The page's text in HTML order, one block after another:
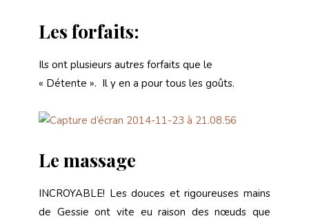
Les forfaits:
Ils ont plusieurs autres forfaits que le
« Détente ». Il y en a pour tous les goûts.
Le massage
INCROYABLE! Les douces et rigoureuses mains
de Gessie ont vite eu raison des nœuds que